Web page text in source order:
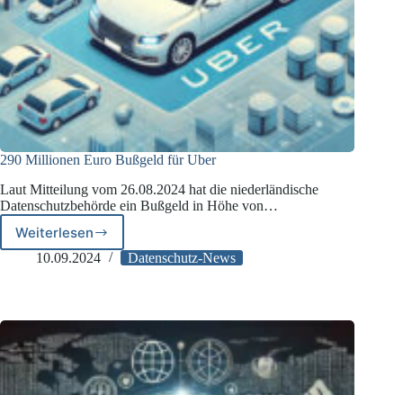
290 Millionen Euro Bußgeld für Uber
Laut Mitteilung vom 26.08.2024 hat die niederländische
Datenschutzbehörde ein Bußgeld in Höhe von…
Weiterlesen
290
Millionen
Uber
10.09.2024 Datenschutz-News